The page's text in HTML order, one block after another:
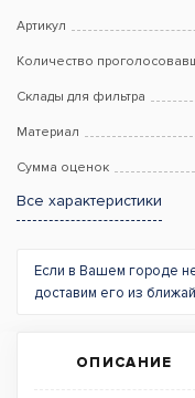
Артикул
Количество
Склады для фильтра
Материал
Сумма оценок
Все характеристики
Если в Вашем городе
доставим его из
ОПИСАНИЕ